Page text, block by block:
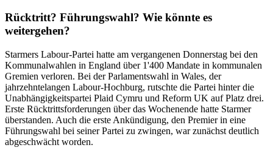
Rücktritt? Führungswahl? Wie könnte es
weitergehen?
Starmers Labour-Partei hatte am vergangenen Donnerstag bei den
Kommunalwahlen in England über 1'400 Mandate in kommunalen
Gremien verloren. Bei der Parlamentswahl in Wales, der
jahrzehntelangen Labour-Hochburg, rutschte die Partei hinter die
Unabhängigkeitspartei Plaid Cymru und Reform UK auf Platz drei.
Erste Rücktrittsforderungen über das Wochenende hatte Starmer
überstanden. Auch die erste Ankündigung, den Premier in eine
Führungswahl bei seiner Partei zu zwingen, war zunächst deutlich
abgeschwächt worden.